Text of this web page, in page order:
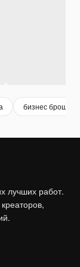
бизнес
лучших работ.